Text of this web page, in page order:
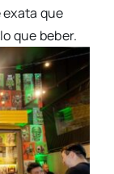
que
que beber.